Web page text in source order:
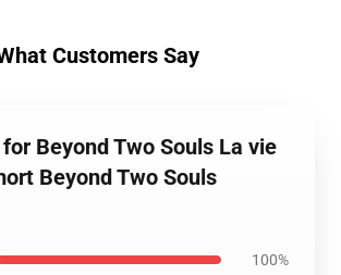
Customers Say
Beyond Two Souls La vie
Beyond Two Souls
100%